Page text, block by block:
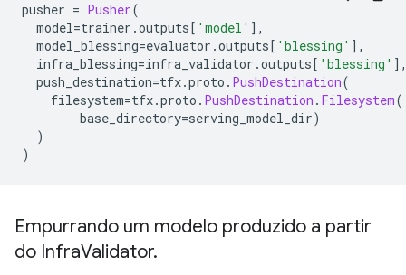
pusher = Pusher(
model=trainer .outputs[ 'model' ],
model_blessing=evaluator .outputs[ 'blessing' ],
infra_blessing=infra_validator .outputs[ 'blessing'
push_destination=tfx.proto . PushDestination(
filesystem=tfx.proto . PushDestination . Filesystem(
base_directory=serving_model_dir)
)
)
Empurrando um modelo produzido a partir
do InfraValidator.